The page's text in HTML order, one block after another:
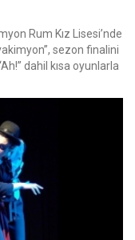
Rum Kız Lisesi’nde
sezon finalini
dahil kısa oyunlarla